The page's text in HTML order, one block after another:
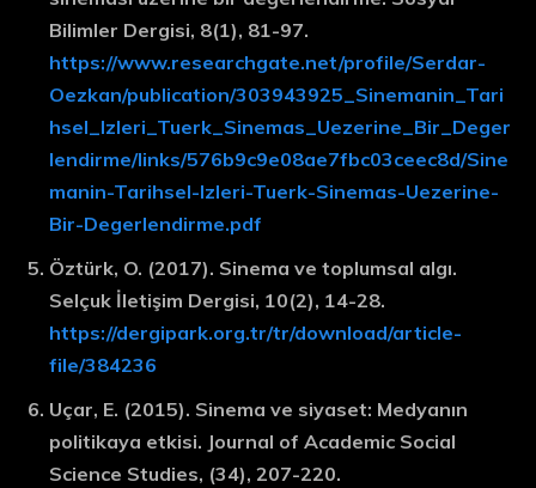
Bilimler Dergisi, 8(1), 81-97.
https://www.researchgate.net/profile/Serdar-
Oezkan/publication/303943925_Sinemanin_Tari
hsel_Izleri_Tuerk_Sinemas_Uezerine_Bir_Deger
lendirme/links/576b9c9e08ae7fbc03ceec8d/Sine
manin-Tarihsel-Izleri-Tuerk-Sinemas-Uezerine-
Bir-Degerlendirme.pdf
Öztürk, O. (2017). Sinema ve toplumsal algı.
Selçuk İletişim Dergisi, 10(2), 14-28.
https://dergipark.org.tr/tr/download/article-
file/384236
Uçar, E. (2015). Sinema ve siyaset: Medyanın
politikaya etkisi. Journal of Academic Social
Science Studies, (34), 207-220.